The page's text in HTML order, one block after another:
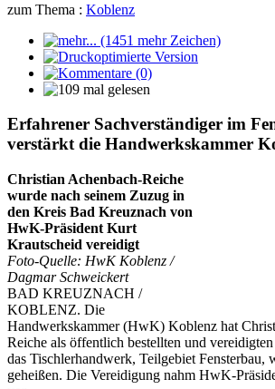
zum Thema : Koblenz
Erfahrener Sachverständiger im
verstärkt die Handwerkskammer
Christian Achenbach-Reiche
wurde nach seinem Zuzug in
den Kreis Bad Kreuznach von
HwK-Präsident Kurt
Krautscheid vereidigt
Foto-Quelle: HwK Koblenz /
Dagmar Schweickert
BAD KREUZNACH /
KOBLENZ. Die
Handwerkskammer (HwK) Koblenz hat
Reiche als öffentlich bestellten und
das Tischlerhandwerk, Teilgebiet Fensterbau,
geheißen. Die Vereidigung nahm HwK-